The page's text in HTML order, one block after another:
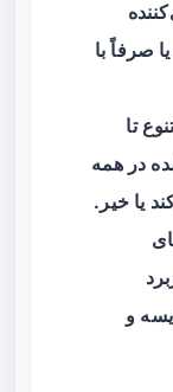
صرفاً با
تا
در همه
یا خیر.
و